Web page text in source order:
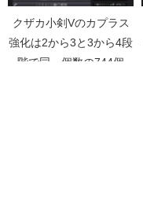
クザカ小剣Vのカプラス
強化は2から3と3から4段
階で同一個数の744個